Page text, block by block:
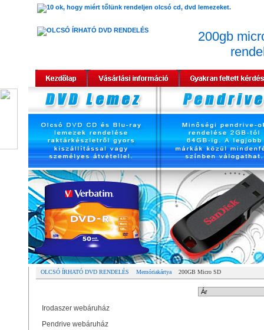
200gb
OLCSÓ ÍRHATÓ DVD RENDELÉS Memóriakártya 200GB Micro SD
Irodaszer webáruház
Pendrive webáruház